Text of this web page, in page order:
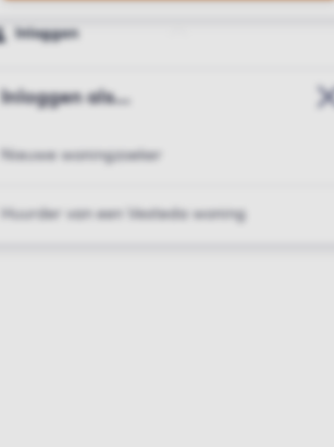
Inloggen
Inloggen als...
Nieuwe woningzoeker
Huurder van een Vesteda woning